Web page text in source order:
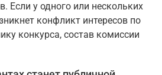
Если у одного или нескольких
конфликт интересов по
конкурса, состав комиссии